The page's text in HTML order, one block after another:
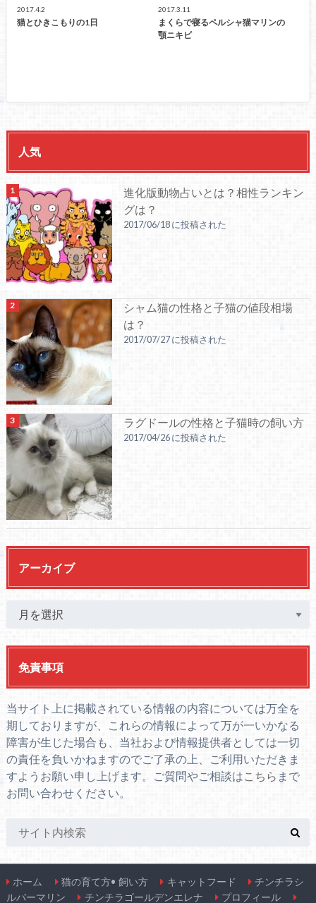
2017.4.2
猫とひきこもりの1日
2017.3.11
まくらで寝るペルシャ猫マリンの
顎ニキビ
人気
進化版動物占いとは？相性ランキン
グは？
2017/06/18 に投稿された
シャム猫の性格と子猫の値段相場
は？
2017/07/27 に投稿された
ラグドールの性格と子猫時の飼い方
2017/04/26 に投稿された
アーカイブ
免責事項
当サイト上に掲載されている情報の内容については万全を
期しておりますが、これらの情報によって万が一いかなる
障害が生じた場合も、当社および情報提供者としては一切
の責任を負いかねますのでご了承の上、ご利用いただきま
すようお願い申し上げます。ご質問やご相談はこちら まで
お問い合わせください。
ホーム 猫の育て方• 飼い方 キャットフード
チンチラシ
ルバーマリン
チンチラゴールデンエレナ プロフィール